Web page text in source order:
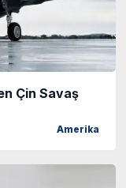
Çin Savaş
Amerika